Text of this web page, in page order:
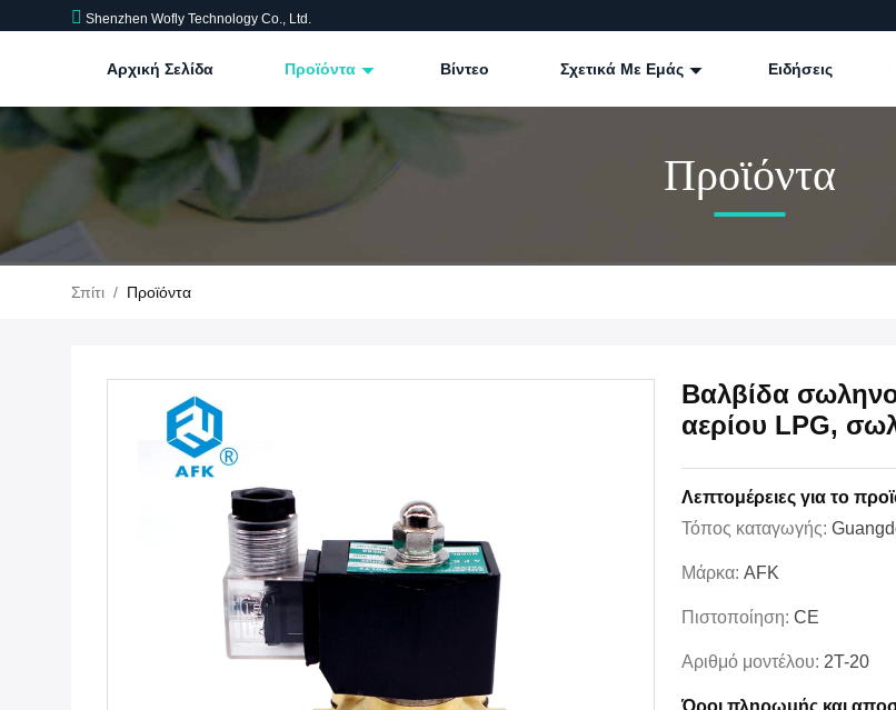
Shenzhen Wofly Technology Co., Ltd.
Αρχική Σελίδα Προϊόντα Βίντεο Σχετικά Με Εμάς Ειδήσεις
Προϊόντα
Σπίτι / Προϊόντα
Βαλβίδα
αερίου LPG,
Λεπτομέρειες για το
Τόπος καταγωγής:
Μάρκα: AFK
Πιστοποίηση: CE
Αριθμό μοντέλου: 2T-20